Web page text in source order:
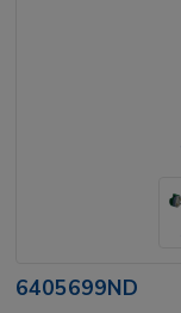
6405699ND